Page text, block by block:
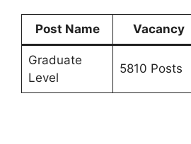
Post Name Vacancy
Graduate
Level
5810 Posts